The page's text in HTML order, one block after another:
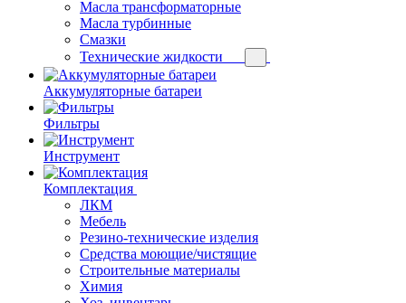
Масла трансформаторные
Масла турбинные
Смазки
Технические жидкости
Аккумуляторные батареи
Фильтры
Инструмент
Комплектация
ЛКМ
Мебель
Резино-технические изделия
Средства моющие/чистящие
Строительные материалы
Химия